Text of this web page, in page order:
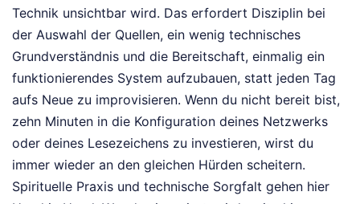
Technik unsichtbar wird. Das erfordert Disziplin bei
der Auswahl der Quellen, ein wenig technisches
Grundverständnis und die Bereitschaft, einmalig ein
funktionierendes System aufzubauen, statt jeden Tag
aufs Neue zu improvisieren. Wenn du nicht bereit bist,
zehn Minuten in die Konfiguration deines Netzwerks
oder deines Lesezeichens zu investieren, wirst du
immer wieder an den gleichen Hürden scheitern.
Spirituelle Praxis und technische Sorgfalt gehen hier